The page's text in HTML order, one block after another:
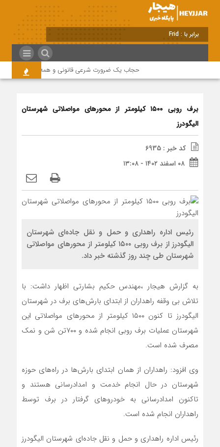
برابر با : Friday - 7 August - 2026
حجاب یک ضرورت شرعی قانونی و همه در این زمینه
برف روبی ۱۵۰۰ کیلومتر از محور‌های مواصلاتی شهرستان
الیگودرز
کد خبر : 6935
۰۸ اسفند ۱۴۰۲ - ۱۳:۰۸
رئیس اداره راهداری و حمل و نقل جاده‌ای شهرستان
الیگودرز از برف روبی ۱۵۰۰ کیلومتر از محور‌های مواصلاتی
شهرستان طی چند روز گذشته خبر داد.
به گزارش هیجار ،مهندس حکیم بشارتی اظهار داشت: با
تلاش بی وقفه راهداران از ابتدای بارش‌های برف در شهرستان
الیگودرز تا کنون ۱۵۰۰ کیلومتر از محور‌های مواصلاتی این
شهرستان عملیات برف روبی انجام شده و ۷۰۰تن شن و نمک
مصرف شده است.
وی افزود: راهداران از همان ابتدای بارش‌ها در راه‌های حوزه
شهرستان در حال انجام خدمت و امدادرسانی هستند و
تاکنون امدادرسانی به خودرو‌های گرفتار در برف توسط
راهداران انجام شده است.
رئیس اداره راهداری و حمل و نقل جاده‌ای شهرستان الیگودرز